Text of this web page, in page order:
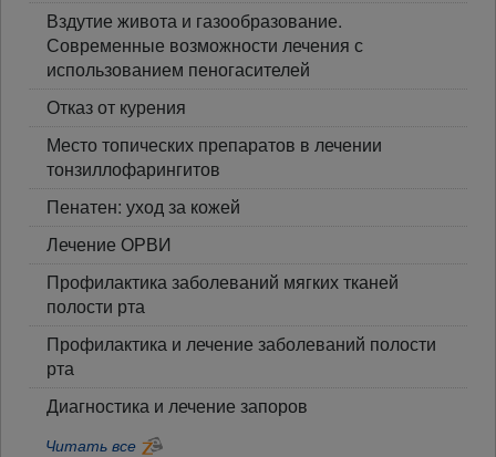
Вздутие живота и газообразование.
Современные возможности лечения с
использованием пеногасителей
Отказ от курения
Место топических препаратов в лечении
тонзиллофарингитов
Пенатен: уход за кожей
Лечение ОРВИ
Профилактика заболеваний мягких тканей
полости рта
Профилактика и лечение заболеваний полости
рта
Диагностика и лечение запоров
Читать все